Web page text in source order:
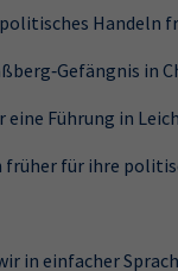
Handeln
in
eine Führung in
früher für ihre
in einfacher